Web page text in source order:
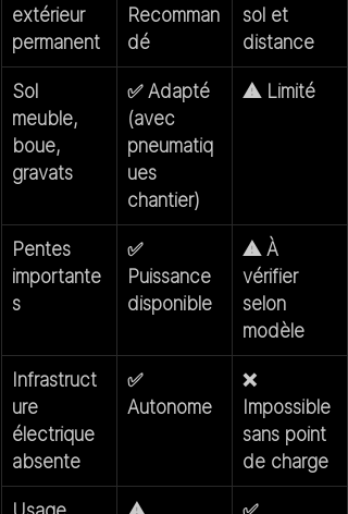
extérieur
permanent
Recomman
dé
sol et
distance
Sol
meuble,
boue,
gravats
✅ Adapté
(avec
pneumatiq
ues
chantier)
⚠️ Limité
Pentes
importante
s
✅
Puissance
disponible
⚠️ À
vérifier
selon
modèle
Infrastruct
ure
électrique
absente
✅
Autonome
❌
Impossible
sans point
de charge